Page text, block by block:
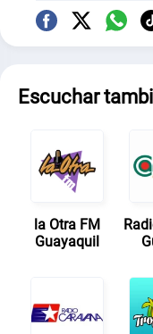
Escuchar
la Otra FM
Guayaquil